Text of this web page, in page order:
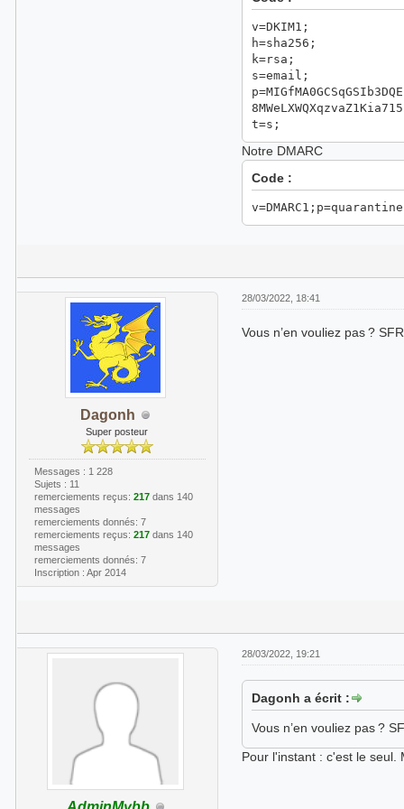
v=DKIM1;
h=sha256;
k=rsa;
s=email;
t=s;
Notre DMARC
Code :
Dagonh
Super posteur
Messages : 1 228
Sujets : 11
remerciements reçus: 217dans 140
messages
remerciements donnés: 7
remerciements reçus: 217dans 140
messages
remerciements donnés: 7
Inscription : Apr 2014
28/03/2022, 18:41
Vous n’en vouliez pas ?
28/03/2022, 19:21
Dagonh a écrit :
Vous n’en vouliez pas ?
Pour l'instant : c'est le